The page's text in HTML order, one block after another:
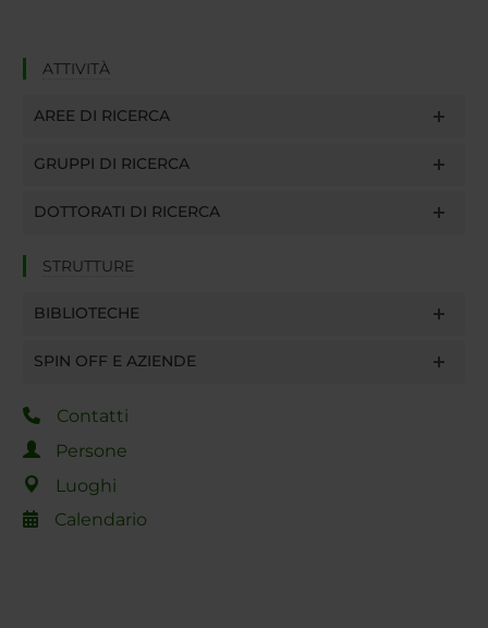
ATTIVITÀ
AREE DI RICERCA
GRUPPI DI RICERCA
DOTTORATI DI RICERCA
STRUTTURE
BIBLIOTECHE
SPIN OFF E AZIENDE
Contatti
Persone
Luoghi
Calendario